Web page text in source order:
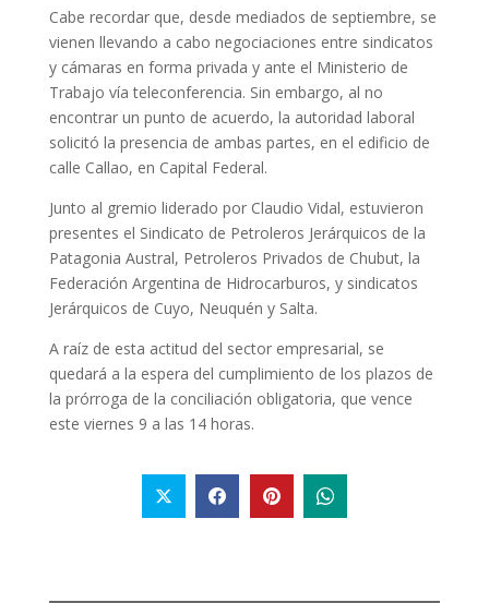
Cabe recordar que, desde mediados de septiembre, se
vienen llevando a cabo negociaciones entre sindicatos
y cámaras en forma privada y ante el Ministerio de
Trabajo vía teleconferencia. Sin embargo, al no
encontrar un punto de acuerdo, la autoridad laboral
solicitó la presencia de ambas partes, en el edificio de
calle Callao, en Capital Federal.
Junto al gremio liderado por Claudio Vidal, estuvieron
presentes el Sindicato de Petroleros Jerárquicos de la
Patagonia Austral, Petroleros Privados de Chubut, la
Federación Argentina de Hidrocarburos, y sindicatos
Jerárquicos de Cuyo, Neuquén y Salta.
A raíz de esta actitud del sector empresarial, se
quedará a la espera del cumplimiento de los plazos de
la prórroga de la conciliación obligatoria, que vence
este viernes 9 a las 14 horas.